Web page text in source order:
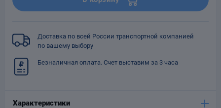
Доставка по всей России транспортной компанией
по вашему выбору
Безналичная оплата. Счет выставим за 3 часа
Характеристики
трубопроводов